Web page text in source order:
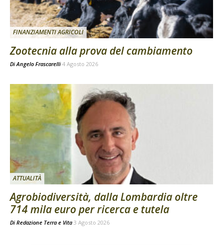
FINANZIAMENTI AGRICOLI
Zootecnia alla prova del cambiamento
DiAngelo Frascarelli 4 Agosto 2026
ATTUALITÀ
Agrobiodiversità, dalla Lombardia oltre
714 mila euro per ricerca e tutela
Di Redazione Terra e Vita 3 Agosto 2026